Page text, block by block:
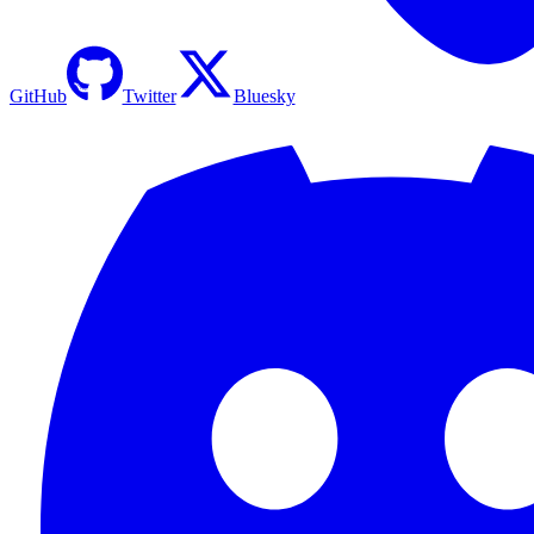
GitHub Twitter Bluesky